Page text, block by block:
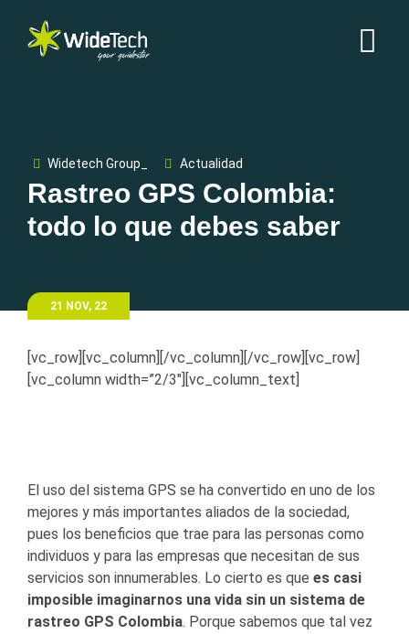
Widetech Group_ Actualidad
Rastreo GPS Colombia:
todo lo que debes saber
21 NOV, 22
[vc_row][vc_column][/vc_column][/vc_row][vc_row]
[vc_column width=”2/3″][vc_column_text]
El uso del sistema GPS se ha convertido en uno de los
mejores y más importantes aliados de la sociedad,
pues los beneficios que trae para las personas como
individuos y para las empresas que necesitan de sus
servicios son innumerables. Lo cierto es que es casi
imposible imaginarnos una vida sin un sistema de
rastreo GPS Colombia. Porque sabemos que tal vez